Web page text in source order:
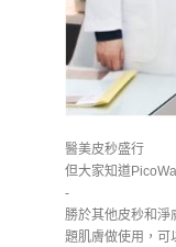
醫美皮秒盛行
但大家知道
-
勝於其他皮秒和淨
題肌膚做使用，可